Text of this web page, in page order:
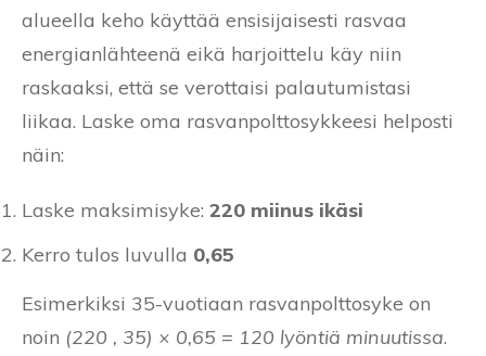
alueella keho käyttää ensisijaisesti rasvaa
energianlähteenä eikä harjoittelu käy niin
raskaaksi, että se verottaisi palautumistasi
liikaa. Laske oma rasvanpolttosykkeesi helposti
näin:
Laske maksimisyke: 220 miinus ikäsi
Kerro tulos luvulla 0,65
Esimerkiksi 35-vuotiaan rasvanpolttosyke on
noin (220 , 35) × 0,65 = 120 lyöntiä minuutissa.